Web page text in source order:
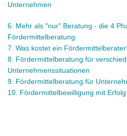
Unternehmen
6 . Mehr als "nur" Beratung - die 4
Fördermittelberatung
7. Was kostet ein
8. Fördermittelberatung für
Unternehmenssituationen
9 Fördermittelberatung für
10. Fördermittelbewilligung mit Erfolg